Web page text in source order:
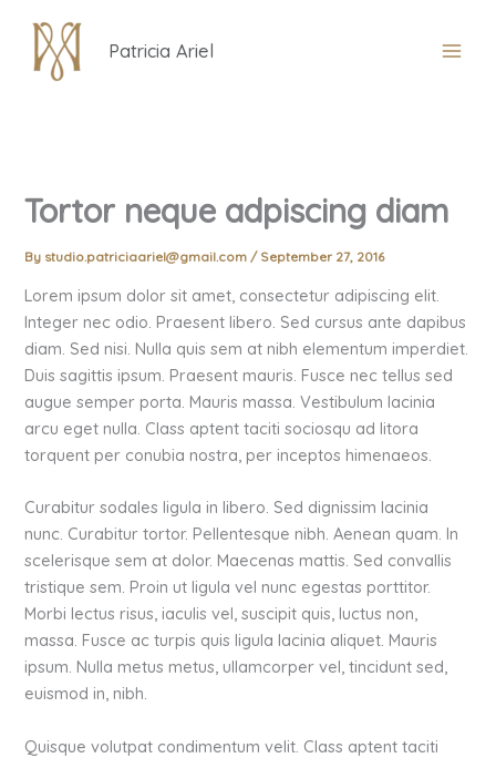
content
Patricia Ariel
Tortor neque adpiscing diam
By studio.patriciaariel@gmail.com/ September 27, 2016
Lorem ipsum dolor sit amet, consectetur adipiscing elit.
Integer nec odio. Praesent libero. Sed cursus ante dapibus
diam. Sed nisi. Nulla quis sem at nibh elementum imperdiet.
Duis sagittis ipsum. Praesent mauris. Fusce nec tellus sed
augue semper porta. Mauris massa. Vestibulum lacinia
arcu eget nulla. Class aptent taciti sociosqu ad litora
torquent per conubia nostra, per inceptos himenaeos.
Curabitur sodales ligula in libero. Sed dignissim lacinia
nunc. Curabitur tortor. Pellentesque nibh. Aenean quam. In
scelerisque sem at dolor. Maecenas mattis. Sed convallis
tristique sem. Proin ut ligula vel nunc egestas porttitor.
Morbi lectus risus, iaculis vel, suscipit quis, luctus non,
massa. Fusce ac turpis quis ligula lacinia aliquet. Mauris
ipsum. Nulla metus metus, ullamcorper vel, tincidunt sed,
euismod in, nibh.
Quisque volutpat condimentum velit. Class aptent taciti